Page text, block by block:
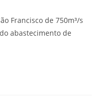
Francisco de 750m³/s
abastecimento de